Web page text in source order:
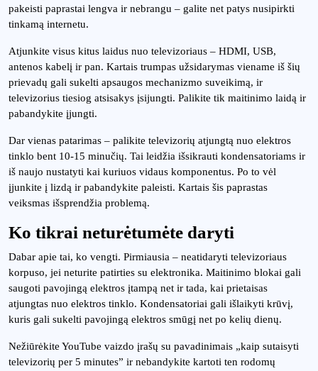
pakeisti paprastai lengva ir nebrangu – galite net patys nusipirkti
tinkamą internetu.
Atjunkite visus kitus laidus nuo televizoriaus – HDMI, USB,
antenos kabelį ir pan. Kartais trumpas užsidarymas viename iš šių
prievadų gali sukelti apsaugos mechanizmo suveikimą, ir
televizorius tiesiog atsisakys įsijungti. Palikite tik maitinimo laidą ir
pabandykite įjungti.
Dar vienas patarimas – palikite televizorių atjungtą nuo elektros
tinklo bent 10-15 minučių. Tai leidžia išsikrauti kondensatoriams ir
iš naujo nustatyti kai kuriuos vidaus komponentus. Po to vėl
įjunkite į lizdą ir pabandykite paleisti. Kartais šis paprastas
veiksmas išsprendžia problemą.
Ko tikrai neturėtumėte daryti
Dabar apie tai, ko vengti. Pirmiausia – neatidaryti televizoriaus
korpuso, jei neturite patirties su elektronika. Maitinimo blokai gali
saugoti pavojingą elektros įtampą net ir tada, kai prietaisas
atjungtas nuo elektros tinklo. Kondensatoriai gali išlaikyti krūvį,
kuris gali sukelti pavojingą elektros smūgį net po kelių dienų.
Nežiūrėkite YouTube vaizdo įrašų su pavadinimais „kaip sutaisyti
televizorių per 5 minutes” ir nebandykite kartoti ten rodomų